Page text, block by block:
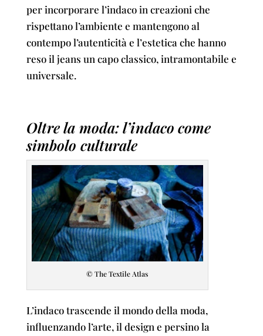
per incorporare l’indaco in creazioni che
rispettano l’ambiente e mantengono al
contempo l’autenticità e l’estetica che hanno
reso il jeans un capo classico, intramontabile e
universale.
Oltre la moda: l’indaco come
simbolo culturale
© The Textile Atlas
L’indaco trascende il mondo della moda,
influenzando l’arte, il design e persino la